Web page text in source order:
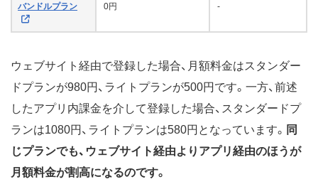
バンドルプラン 0円 -
ウェブサイト経由で登録した場合、月額料金はスタンダー
ドプランが980円、ライトプランが500円です。一方、前述
したアプリ内課金を介して登録した場合、スタンダードプ
ランは1080円、ライトプランは580円となっています。 同
じプランでも、ウェブサイト経由よりアプリ経由のほうが
月額料金が割高になるのです。